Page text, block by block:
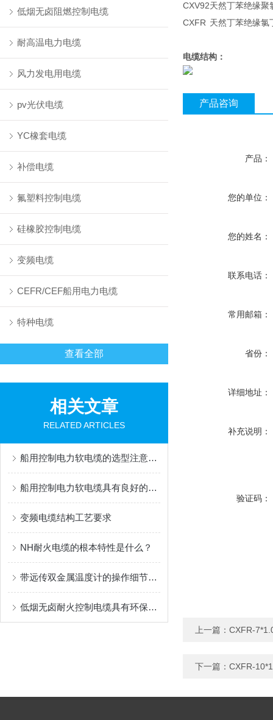
低烟无卤阻燃控制电缆
耐高温电力电缆
风力发电用电缆
pv光伏电缆
YC橡套电缆
补偿电缆
氟塑料控制电缆
硅橡胶控制电缆
变频电缆
CEFR/CEF船用电力电缆
特种电缆
查看全部
相关文章
RELATED ARTICLES
船用控制电力软电缆的选型注意事项
船用控制电力软电缆具有良好的电气性能
变频电缆结构工艺要求
NH耐火电缆的根本特性是什么？
带远传双金属温度计的操作细节讲解
低烟无卤耐火控制电缆具有环保、安全和耐火性的优势
CXV92天然丁苯绝缘聚
CXFR 天然丁苯绝缘氯
电缆结构：
产品咨询
产品：
您的单位：
您的姓名：
联系电话：
常用邮箱：
省份：
详细地址：
补充说明：
验证码：
上一篇： CXFR-
下一篇： CXFR-